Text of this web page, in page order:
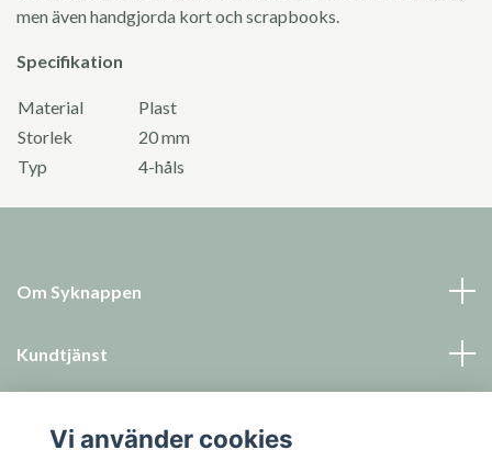
men även handgjorda kort och scrapbooks.
Specifikation
Material
Plast
Storlek
20 mm
Typ
4-håls
Om Syknappen
Kundtjänst
Vi använder cookies